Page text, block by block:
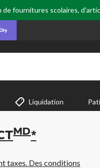
fournitures scolaires,
Liquidation
MD*
taxes. Des conditions